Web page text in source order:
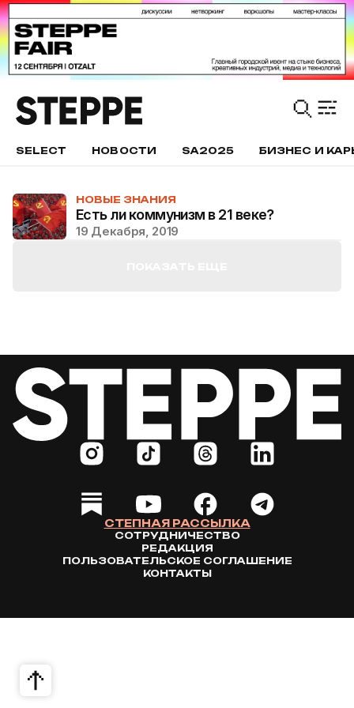
SELECT НОВОСТИ SA2025 БИЗНЕС И
НОВЫЕ ЗНАНИЯ
Есть ли коммунизм в 21 веке?
19 Декабря, 2019
СТЕПНАЯ РАССЫЛКА
СОТРУДНИЧЕСТВО
РЕДАКЦИЯ
ПОЛЬЗОВАТЕЛЬСКОЕ СОГЛАШЕНИЕ
КОНТАКТЫ